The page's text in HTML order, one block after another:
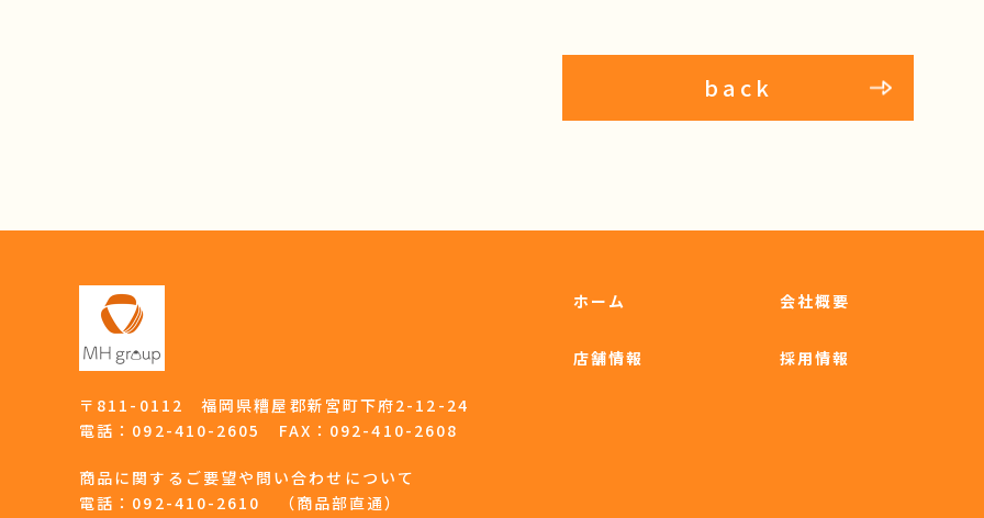
back
〒811-0112 福岡県糟屋郡新宮町下府2-12-24
電話： 092-410-2605 FAX：092-410-2608
商品に関するご要望や問い合わせについて
電話： 092-410-2610 （商品部直通）
ホーム 会社概要
店舗情報 採用情報